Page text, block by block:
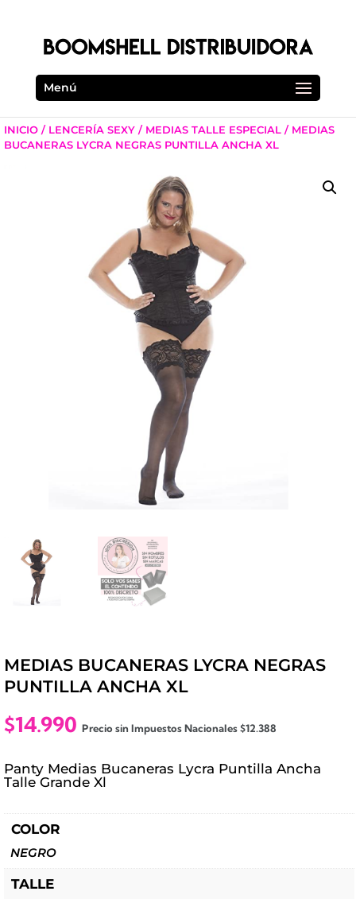
Menú
INICIO / LENCERÍA SEXY / MEDIAS TALLE ESPECIAL / MEDIAS
BUCANERAS LYCRA NEGRAS PUNTILLA ANCHA XL
MEDIAS BUCANERAS LYCRA NEGRAS
PUNTILLA ANCHA XL
$14.990 Precio sin Impuestos Nacionales$12.388
Panty Medias Bucaneras Lycra Puntilla Ancha
Talle Grande Xl
COLOR
NEGRO
TALLE